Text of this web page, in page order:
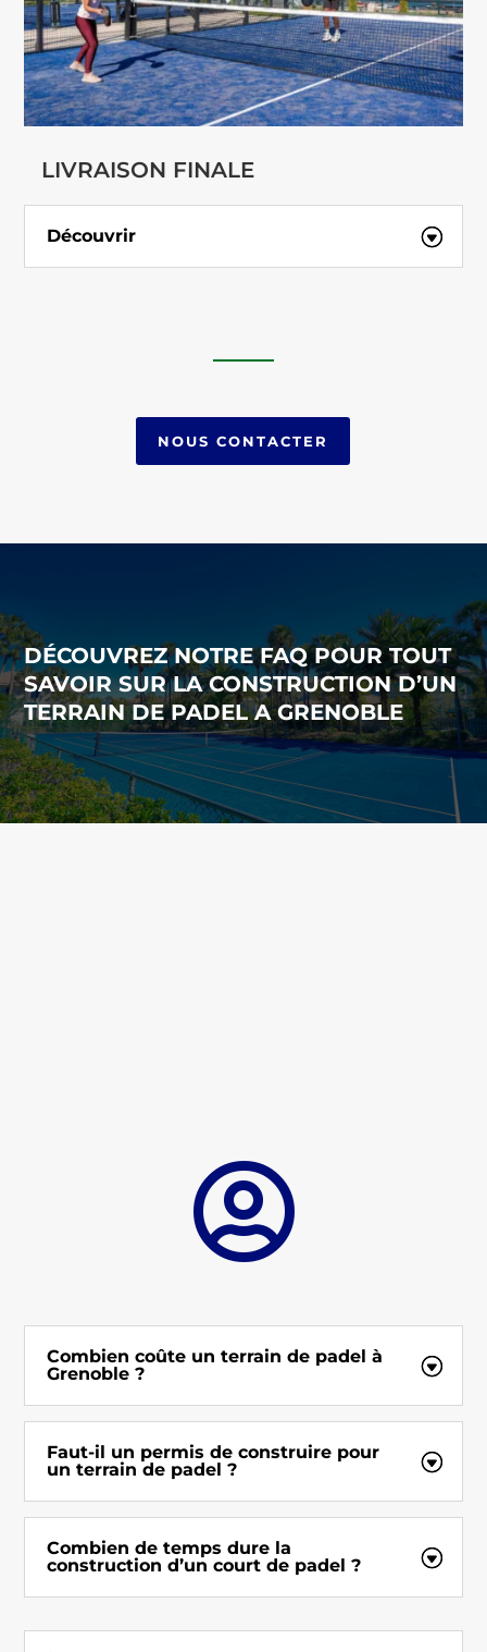
LIVRAISON FINALE
Découvrir
NOUS CONTACTER
DÉCOUVREZ NOTRE FAQ POUR TOUT
SAVOIR SUR LA CONSTRUCTION D’UN
TERRAIN DE PADEL A GRENOBLE

Combien coûte un terrain de padel à
Grenoble ?
Faut-il un permis de construire pour
un terrain de padel ?
Combien de temps dure la
construction d’un court de padel ?